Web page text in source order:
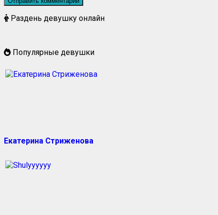
Раздень девушку онлайн
Популярные девушки
Екатерина Стриженова